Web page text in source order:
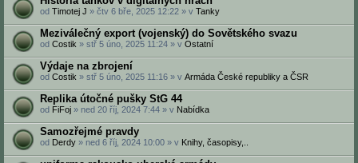
od Timotej J » čtv 6 bře, 2025 12:22 » v Tanky
Meziválečný export (vojenský) do Sovětského svazu
od Costik » stř 5 úno, 2025 11:24 » v Ostatní
Výdaje na zbrojení
od Costik » stř 5 úno, 2025 11:16 » v Armáda České republiky a ČSR
Replika útočné pušky StG 44
od FiFoj » ned 20 říj, 2024 7:44 » v Nabídka
Samozřejmé pravdy
od Derdy » ned 6 říj, 2024 10:00 » v Knihy, časopisy,..